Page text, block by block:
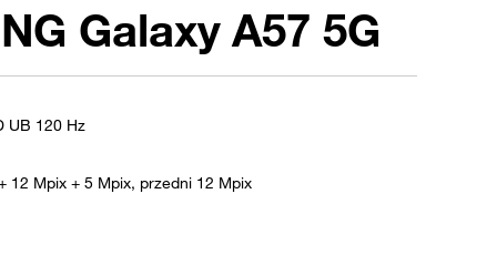
Galaxy A57 5G
UB 120 Hz
12 Mpix + 5 Mpix, przedni 12 Mpix